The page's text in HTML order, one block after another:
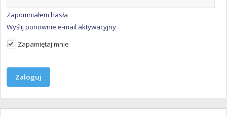
Zapomniałem hasła
Wyślij ponownie e-mail aktywacyjny
Zapamiętaj mnie